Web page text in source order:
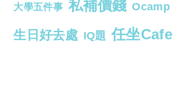
大學五件事 私補價錢 Ocamp
生日好去處 IQ題 任坐Cafe